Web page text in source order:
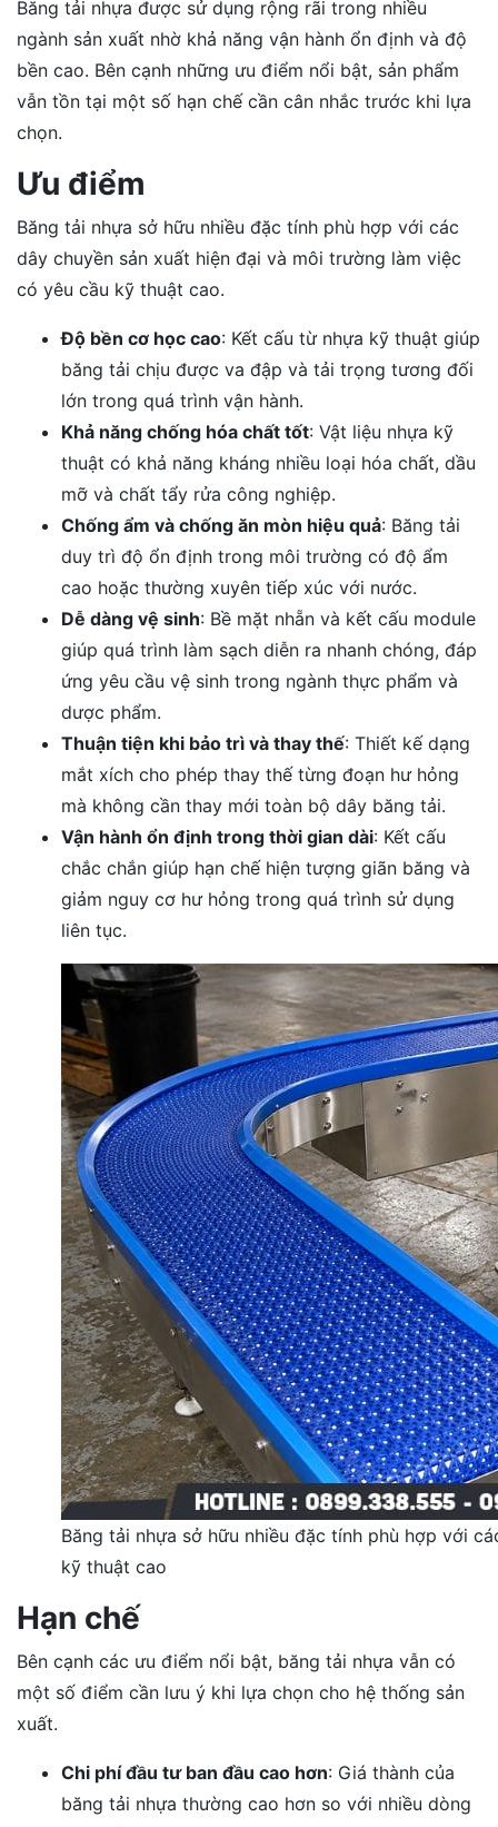
Băng tải nhựa được sử dụng rộng rãi trong nhiều
ngành sản xuất nhờ khả năng vận hành ổn định và độ
bền cao. Bên cạnh những ưu điểm nổi bật, sản phẩm
vẫn tồn tại một số hạn chế cần cân nhắc trước khi lựa
chọn.
Ưu điểm
Băng tải nhựa sở hữu nhiều đặc tính phù hợp với các
dây chuyền sản xuất hiện đại và môi trường làm việc
có yêu cầu kỹ thuật cao.
Độ bền cơ học cao: Kết cấu từ nhựa kỹ thuật giúp
băng tải chịu được va đập và tải trọng tương đối
lớn trong quá trình vận hành.
Khả năng chống hóa chất tốt: Vật liệu nhựa kỹ
thuật có khả năng kháng nhiều loại hóa chất, dầu
mỡ và chất tẩy rửa công nghiệp.
Chống ẩm và chống ăn mòn hiệu quả: Băng tải
duy trì độ ổn định trong môi trường có độ ẩm
cao hoặc thường xuyên tiếp xúc với nước.
Dễ dàng vệ sinh: Bề mặt nhẵn và kết cấu module
giúp quá trình làm sạch diễn ra nhanh chóng, đáp
ứng yêu cầu vệ sinh trong ngành thực phẩm và
dược phẩm.
Thuận tiện khi bảo trì và thay thế: Thiết kế dạng
mắt xích cho phép thay thế từng đoạn hư hỏng
mà không cần thay mới toàn bộ dây băng tải.
Vận hành ổn định trong thời gian dài: Kết cấu
chắc chắn giúp hạn chế hiện tượng giãn băng và
giảm nguy cơ hư hỏng trong quá trình sử dụng
liên tục.
Băng tải nhựa sở hữu nhiều đặc tính phù hợp với
kỹ thuật cao
Hạn chế
Bên cạnh các ưu điểm nổi bật, băng tải nhựa vẫn có
một số điểm cần lưu ý khi lựa chọn cho hệ thống sản
xuất.
Chi phí đầu tư ban đầu cao hơn: Giá thành của
băng tải nhựa thường cao hơn so với nhiều dòng